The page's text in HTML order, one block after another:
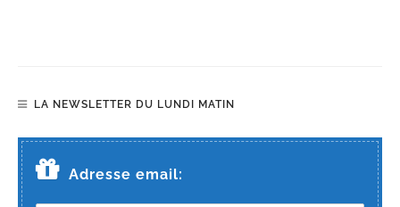
LA NEWSLETTER DU LUNDI MATIN
Adresse email: